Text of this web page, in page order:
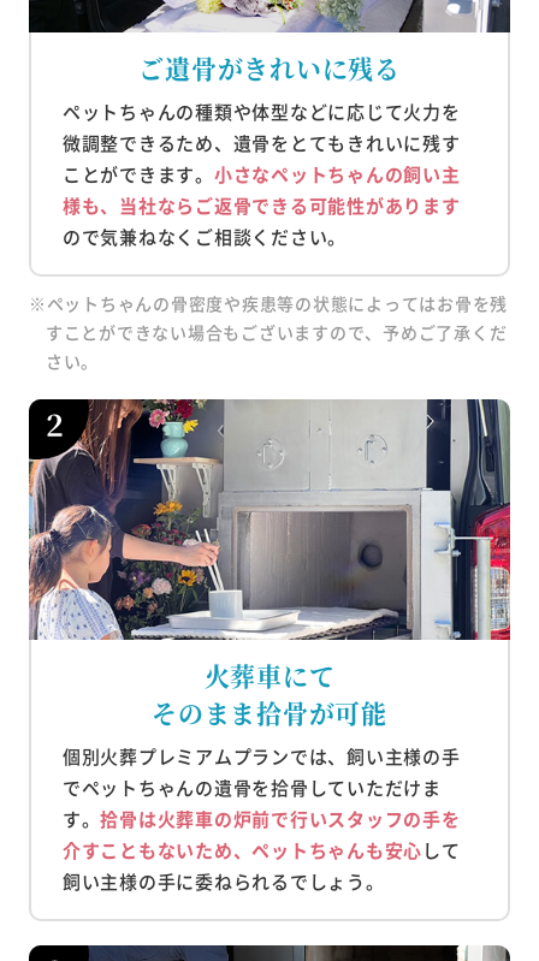
ご遺骨がきれいに残る
ペットちゃんの種類や体型などに応じて火力を
微調整できるため、遺骨をとてもきれいに残す
ことができます。 小さなペットちゃんの飼い主
様も、当社ならご返骨できる可能性があります
ので気兼ねなくご相談ください。
※ペットちゃんの骨密度や疾患等の状態によってはお骨を残
すことができない場合もございますので、予めご了承くだ
さい。
火葬車にて
そのまま拾骨が可能
個別火葬プレミアムプランでは、飼い主様の手
でペットちゃんの遺骨を拾骨していただけま
す。拾骨は火葬車の炉前で行いスタッフの手を
介すこともないため、ペットちゃんも安心して
飼い主様の手に委ねられるでしょう。